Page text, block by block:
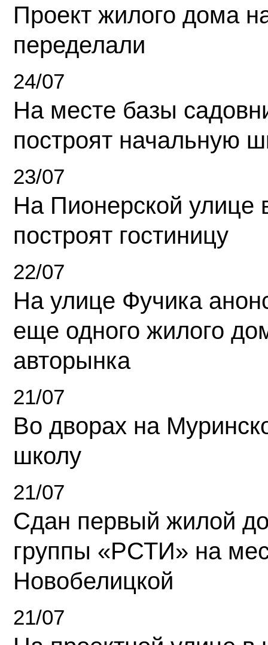
Проект жилого дома
переделали
24/07
На месте базы
построят начальную
23/07
На Пионерской улице
построят гостиницу
22/07
На улице Фучика
еще одного жилого
авторынка
21/07
Во дворах на
школу
21/07
Сдан первый жилой
группы «РСТИ» на
Новобелицкой
21/07